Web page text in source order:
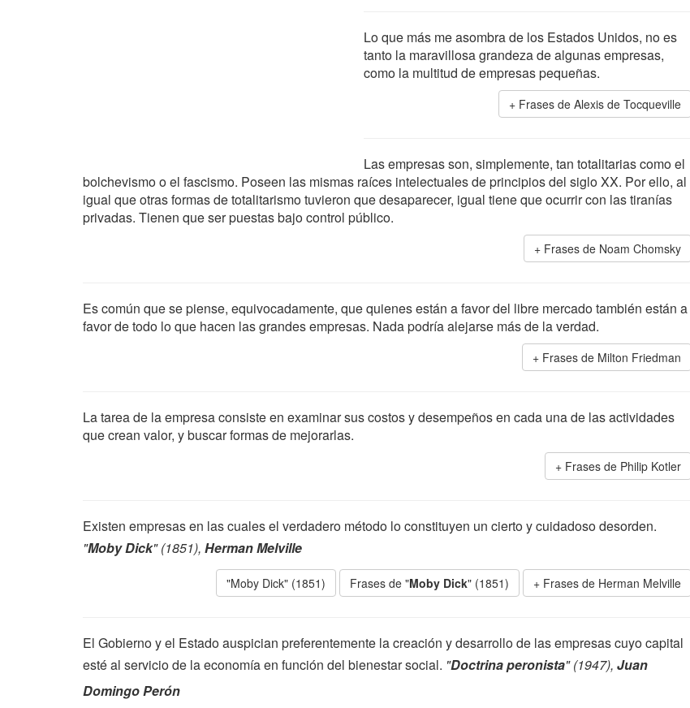
Lo que más me asombra de los Estados Unidos, no es
tanto la maravillosa grandeza de algunas empresas,
como la multitud de empresas pequeñas.
Frases de Alexis de Tocqueville
Las empresas son, simplemente, tan totalitarias como el
bolchevismo o el fascismo. Poseen las mismas raíces intelectuales de principios del siglo XX. Por ello, al
igual que otras formas de totalitarismo tuvieron que desaparecer, igual tiene que ocurrir con las tiranías
privadas. Tienen que ser puestas bajo control público.
Frases de Noam Chomsky
Es común que se piense, equivocadamente, que quienes están a favor del libre mercado también están a
favor de todo lo que hacen las grandes empresas. Nada podría alejarse más de la verdad.
Frases de Milton Friedman
La tarea de la empresa consiste en examinar sus costos y desempeños en cada una de las actividades
que crean valor, y buscar formas de mejorarlas.
Frases de Philip Kotler
Existen empresas en las cuales el verdadero método lo constituyen un cierto y cuidadoso desorden.
"Moby Dick" (1851), Herman Melville
"Moby Dick" (1851) Frases de "Moby Dick" (1851) Frases de Herman Melville
El Gobierno y el Estado auspician preferentemente la creación y desarrollo de las empresas cuyo capital
esté al servicio de la economía en función del bienestar social. "Doctrina peronista" (1947), Juan
Domingo Perón